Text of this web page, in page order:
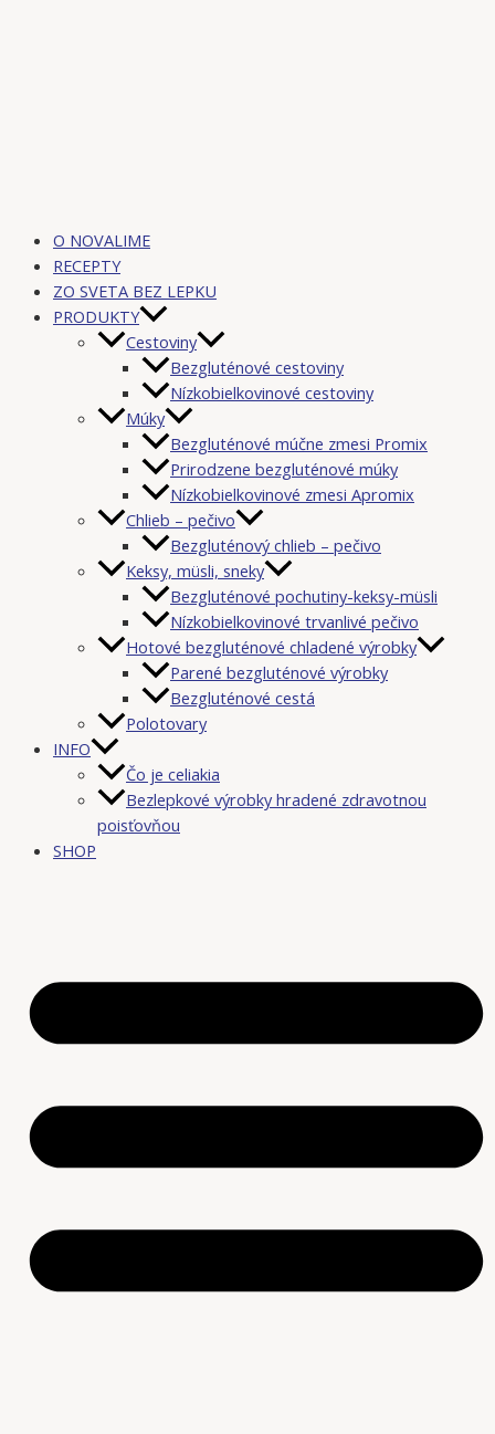
O NOVALIME
RECEPTY
ZO SVETA BEZ LEPKU
PRODUKTY
Cestoviny
Bezgluténové cestoviny
Nízkobielkovinové cestoviny
Múky
Bezgluténové múčne zmesi Promix
Prirodzene bezgluténové múky
Nízkobielkovinové zmesi Apromix
Chlieb – pečivo
Bezgluténový chlieb – pečivo
Keksy, müsli, sneky
Bezgluténové pochutiny-keksy-müsli
Nízkobielkovinové trvanlivé pečivo
Hotové bezgluténové chladené výrobky
Parené bezgluténové výrobky
Bezgluténové cestá
Polotovary
INFO
Čo je celiakia
Bezlepkové výrobky hradené zdravotnou
poisťovňou
SHOP